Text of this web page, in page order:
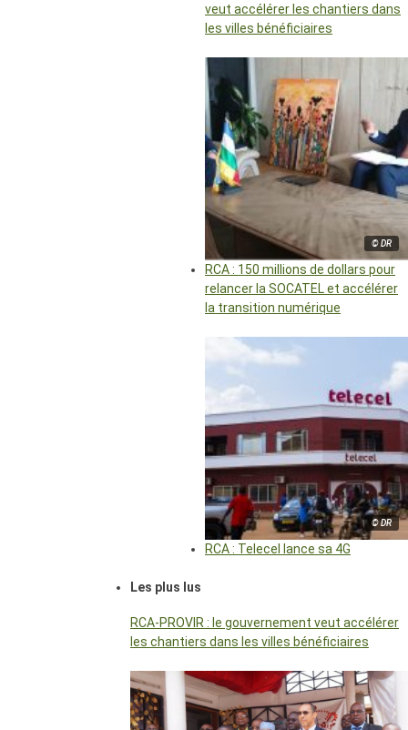
veut accélérer les chantiers dans
les villes bénéficiaires
© DR
RCA : 150 millions de dollars pour
relancer la SOCATEL et accélérer
la transition numérique
© DR
RCA : Telecel lance sa 4G
Les plus lus
RCA-PROVIR : le gouvernement veut accélérer
les chantiers dans les villes bénéficiaires